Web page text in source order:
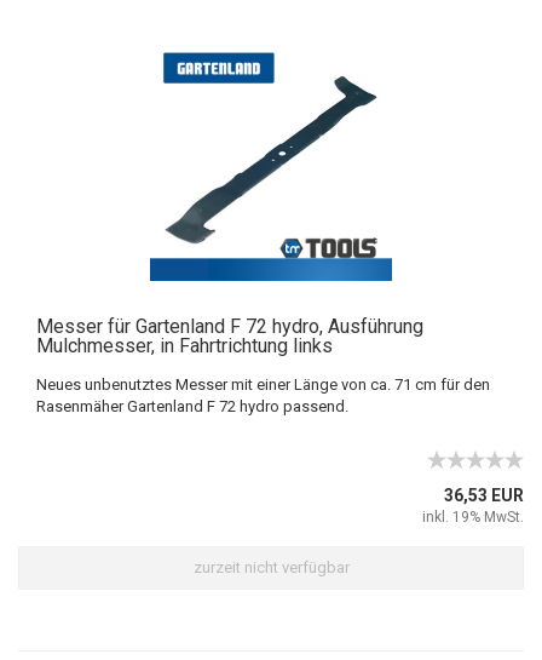
Messer für Gartenland F 72 hydro, Ausführung
Mulchmesser, in Fahrtrichtung links
Neues unbenutztes Messer mit einer Länge von ca. 71 cm für den
Rasenmäher Gartenland F 72 hydro passend.
36,53 EUR
inkl. 19% MwSt.
zurzeit nicht verfügbar